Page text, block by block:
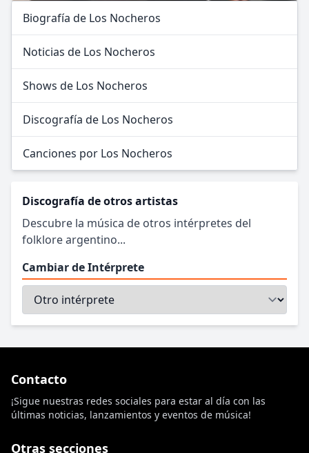
Biografía de Los Nocheros
Noticias de Los Nocheros
Shows de Los Nocheros
Discografía de Los Nocheros
Canciones por Los Nocheros
Discografía de otros artistas
Descubre la música de otros intérpretes del
folklore argentino...
Cambiar de Intérprete
Contacto
¡Sigue nuestras redes sociales para estar al día con las
últimas noticias, lanzamientos y eventos de música!
Otras secciones